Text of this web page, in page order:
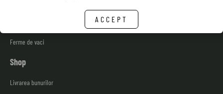
Ferme de vaci
Shop
Livrarea bunurilor
ACCEPT